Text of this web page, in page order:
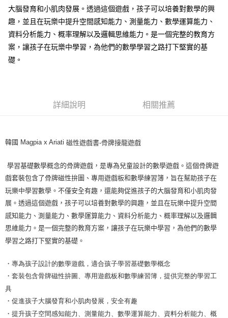
每筆NT$85，滿NT$999(含以上)免運費
付款後全家取貨
每筆NT$85，滿NT$999(含以上)免運費
付款後萊爾富取貨
每筆NT$85，滿NT$999(含以上)免運費
每筆NT$85，滿NT$999(含以上)免運費
宅配
每筆NT$85，滿NT$999(含以上)免運費
大腦發育和小肌肉發展。透過這個遊戲，孩子可以培養對數學的興
趣，並且在玩樂中提升空間感知能力、測量能力、數學運算能力、
資料分析能力、概率理解以及邏輯思維能力。是一個完整的教育方
案，讓孩子在玩樂中學習，為他們的數學學習之路打下堅實的基
礎。
詳細說明 相關推薦
韓國 Magpia x Ariati 磁性遊戲書-骨牌接龍遊戲
學習基礎數學概念的骨牌遊戲，是專為兒童設計的數學遊戲。這個骨牌遊
戲套裝包含了骨牌磁性拚圖、專用遊戲板和數學練習簿，旨在幫助孩子在
玩樂中學習數學。不僅安全有趣，還能夠促進孩子的大腦發育和小肌肉發
展。透過這個遊戲，孩子可以培養對數學的興趣，並且在玩樂中提升空間
感知能力、測量能力、數學運算能力、資料分析能力、概率理解以及邏輯
思維能力。是一個完整的教育方案，讓孩子在玩樂中學習，為他們的數學
學習之路打下堅實的基礎。
・專為孩子設計的數學遊戲，適合孩子學習基礎數學概念
・套裝包含骨牌磁性拚圖、專用遊戲板和數學練習簿，提供完整的學習工
具
・促進孩子大腦發育和小肌肉發展，安全有趣
・提升孩子空間感知能力、測量能力、數學運算能力、資料分析能力、概